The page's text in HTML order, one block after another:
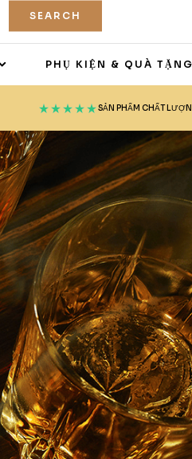
SEARCH
PHỤ KIỆN & QUÀ TẶNG
SẢN PHẨM CHẤT